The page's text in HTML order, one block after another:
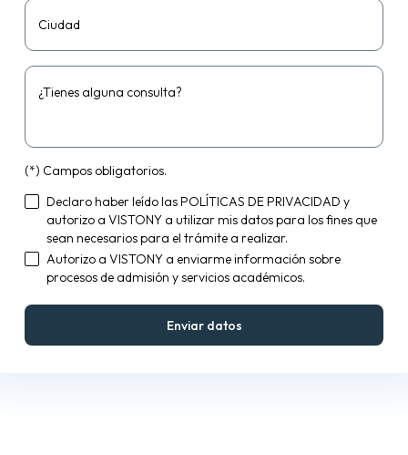
Ciudad
¿Tienes alguna consulta?
(*) Campos obligatorios.
Declaro haber leído lasPOLÍTICAS DE PRIVACIDAD y
autorizo a VISTONY a utilizar mis datos para los fines que
sean necesarios para el trámite a realizar.
Autorizo a VISTONY a enviarme información sobre
procesos de admisión y servicios académicos.